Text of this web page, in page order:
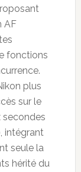
AF
fonctions
plus
sur le
secondes
intégrant
seule la
hérité du